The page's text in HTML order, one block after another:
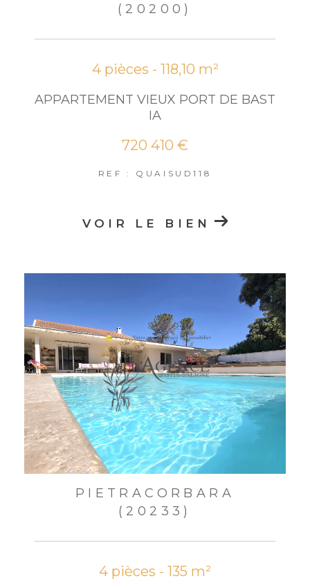
(20200)
4 pièces - 118,10 m²
APPARTEMENT VIEUX PORT DE BAST
IA
720 410 €
REF : QUAISUD118
VOIR LE BIEN
PIETRACORBARA
(20233)
4 pièces - 135 m²